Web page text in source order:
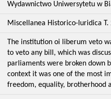
Wydawnictwo Uniwersytetu w
Miscellanea Historico-Iuridica T.
The institution oi liberum veto
to veto any bill, which was
parliaments were broken down
context it was one of the most
freedom, equality, brotherhood